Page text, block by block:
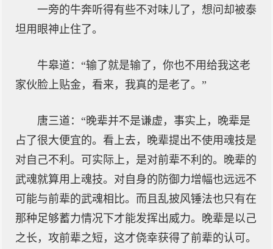
一旁的牛奔听得有些不对味儿了，想问却被泰
坦用眼神止住了。
牛皋道：“输了就是输了，你也不用给我这老
家伙脸上贴金，看来，我真的是老了。”
唐三道：“晚辈并不是谦虚，事实上，晚辈是
占了很大便宜的。看上去，晚辈提出不使用魂技是
对自己不利。可实际上，是对前辈不利的。晚辈的
武魂就算用上魂技。对自身的防御力增幅也远远不
可能与前辈的武魂相比。而且乱披风锤法也只有在
那种足够蓄力情况下才能发挥出威力。晚辈是以己
之长，攻前辈之短，这才侥幸获得了前辈的认可。